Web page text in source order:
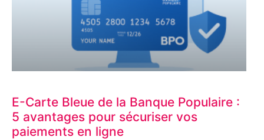
E-Carte Bleue de la Banque Populaire :
5 avantages pour sécuriser vos
paiements en ligne